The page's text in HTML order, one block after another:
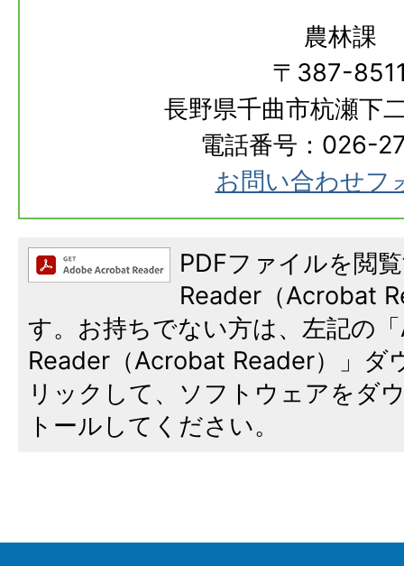
農林課
〒387-
長野県千曲市杭瀬下
電話番号：026-
お問い合わせフ
PDFファイルを閲
Reader（Acrobat
す。お持ちでない方は、左記の
Reader（Acrobat Reader）」ダ
リックして、ソフトウェアをダ
トールしてください。